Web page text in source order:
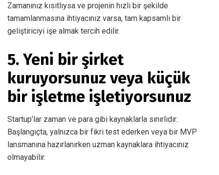
Zamanınız kısıtlıysa ve projenin hızlı bir şekilde
tamamlanmasına ihtiyacınız varsa, tam kapsamlı bir
geliştiriciyi işe almak tercih edilir.
5. Yeni bir şirket
kuruyorsunuz veya küçük
bir işletme işletiyorsunuz
Startup’lar zaman ve para gibi kaynaklarla sınırlıdır.
Başlangıçta, yalnızca bir fikri test ederken veya bir MVP
lansmanına hazırlanırken uzman kaynaklara ihtiyacınız
olmayabilir.